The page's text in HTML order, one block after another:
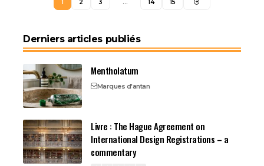
1 2 3 … 14 15
Derniers articles publiés
Mentholatum
Marques d'antan
Livre : The Hague Agreement on
International Design Registrations – a
commentary